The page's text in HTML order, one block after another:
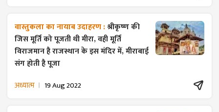
वास्तुकला का नायाब उदाहरण :श्रीकृष्ण की
जिस मूर्ति को पूजती थी मीरा, वही मूर्ति
विराजमान है राजस्थान के इस मंदिर में, मीराबाई
संग होती है पूजा
अध्यात्म 19 Aug 2022